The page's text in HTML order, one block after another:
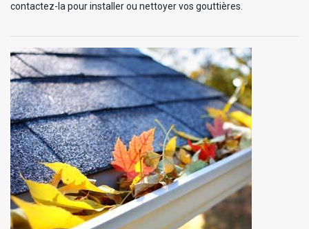
contactez-la pour installer ou nettoyer vos gouttières.